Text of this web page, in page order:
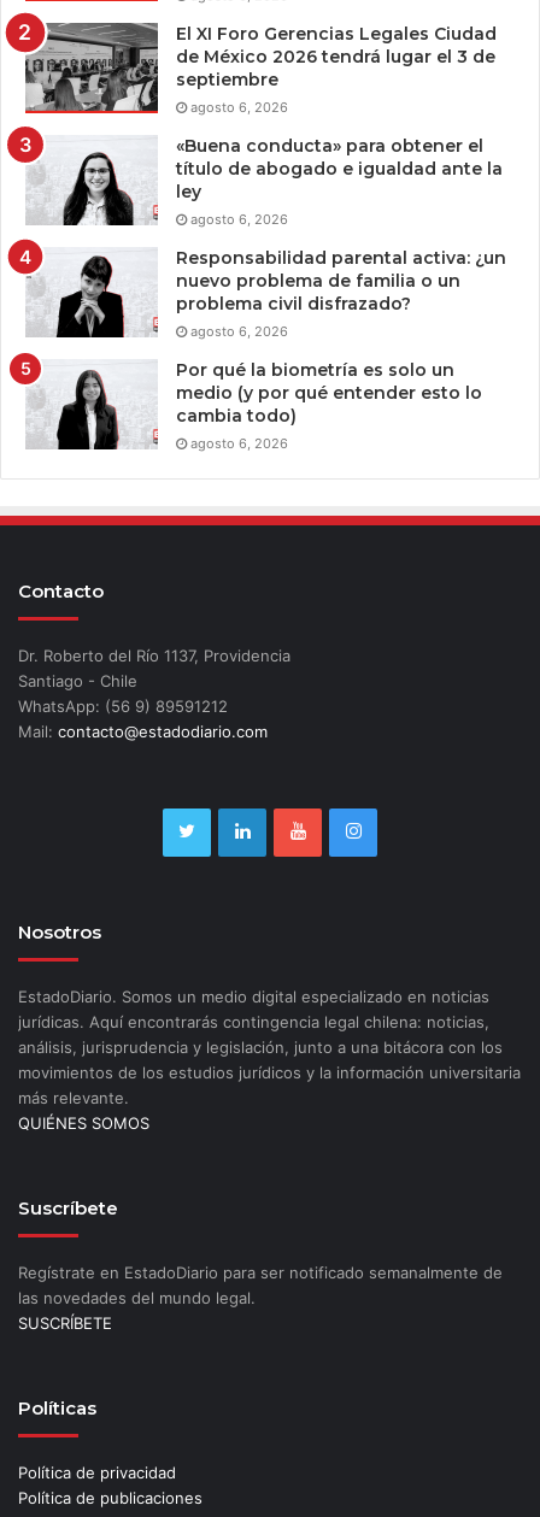
El XI Foro Gerencias Legales Ciudad
de México 2026 tendrá lugar el 3 de
septiembre
agosto 6, 2026
«Buena conducta» para obtener el
título de abogado e igualdad ante la
ley
agosto 6, 2026
Responsabilidad parental activa: ¿un
nuevo problema de familia o un
problema civil disfrazado?
agosto 6, 2026
Por qué la biometría es solo un
medio (y por qué entender esto lo
cambia todo)
agosto 6, 2026
Contacto
Dr. Roberto del Río 1137, Providencia
Santiago - Chile
WhatsApp: (56 9) 89591212
Mail: contacto@estadodiario.com
Nosotros
EstadoDiario. Somos un medio digital especializado en noticias
jurídicas. Aquí encontrarás contingencia legal chilena: noticias,
análisis, jurisprudencia y legislación, junto a una bitácora con los
movimientos de los estudios jurídicos y la información universitaria
más relevante.
QUIÉNES SOMOS
Suscríbete
Regístrate en EstadoDiario para ser notificado semanalmente de
las novedades del mundo legal.
SUSCRÍBETE
Políticas
Política de privacidad
Política de publicaciones